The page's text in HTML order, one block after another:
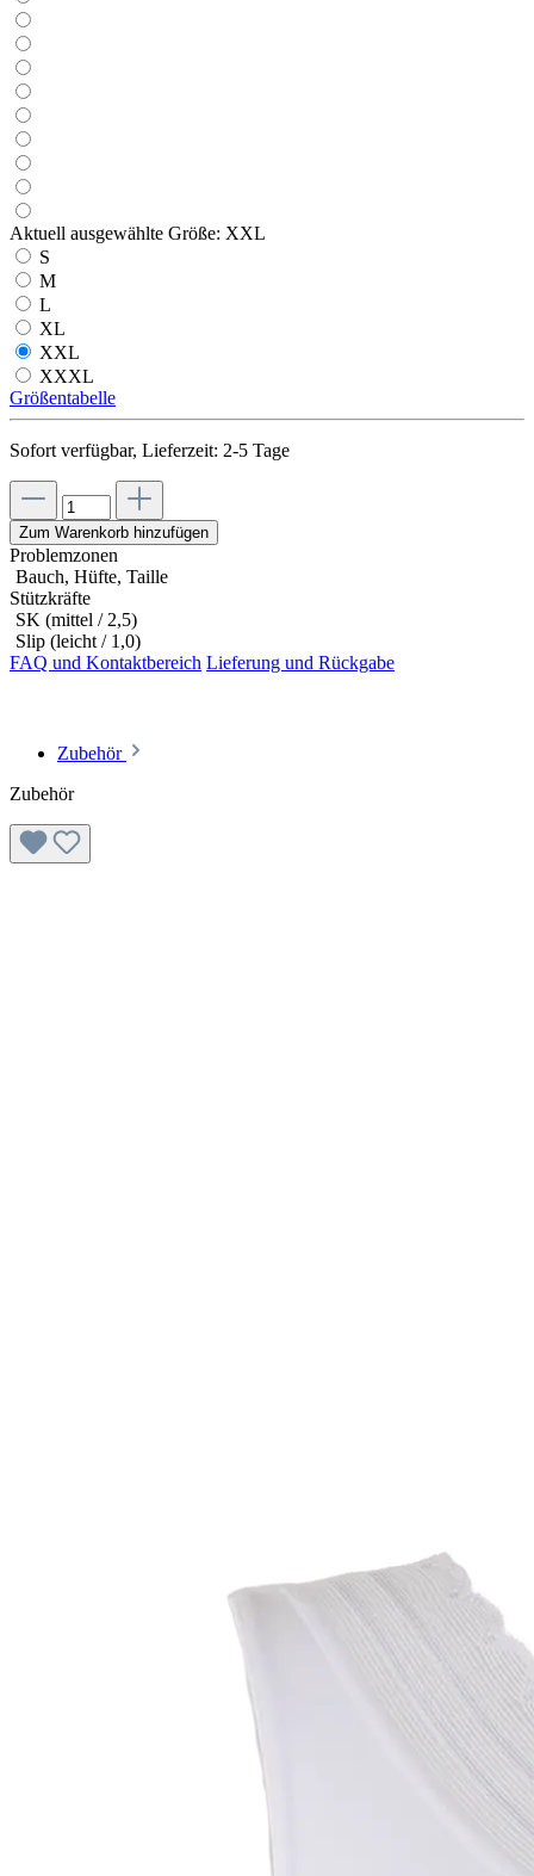
Aktuell ausgewählte Größe: XXL
S
M
L
XL
XXL
XXXL
Größentabelle
Sofort verfügbar, Lieferzeit: 2-5 Tage
Zum Warenkorb hinzufügen
Problemzonen
Bauch, Hüfte, Taille
Stützkräfte
SK (mittel / 2,5)
Slip (leicht / 1,0)
FAQ und Kontaktbereich Lieferung und Rückgabe
Zubehör
Zubehör